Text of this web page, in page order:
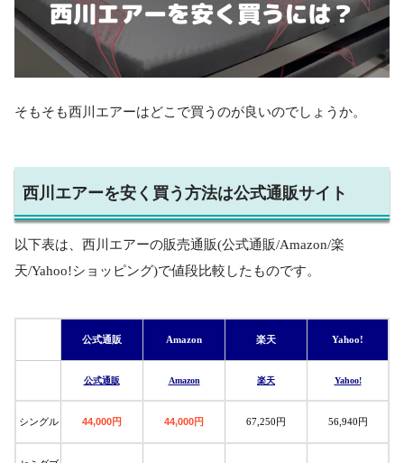
そもそも西川エアーはどこで買うのが良いのでしょうか。
西川エアーを安く買う方法は公式通販サイト
以下表は、西川エアーの販売通販(公式通販/Amazon/楽
天/Yahoo!ショッピング)で値段比較したものです。
公式通販 Amazon 楽天 Yahoo!
公式通販 Amazon 楽天 Yahoo!
シングル 44,000円 44,000円 67,250円 56,940円